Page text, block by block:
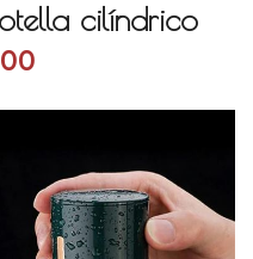
cilíndrico